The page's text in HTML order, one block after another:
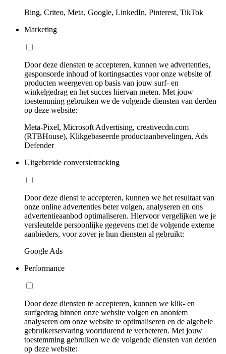
Bing, Criteo, Meta, Google, LinkedIn, Pinterest, TikTok
Marketing
Door deze diensten te accepteren, kunnen we advertenties,
gesponsorde inhoud of kortingsacties voor onze website of
producten weergeven op basis van jouw surf- en
winkelgedrag en het succes hiervan meten. Met jouw
toestemming gebruiken we de volgende diensten van derden
op deze website:
Meta-Pixel, Microsoft Advertising, creativecdn.com
(RTBHouse), Klikgebaseerde productaanbevelingen, Ads
Defender
Uitgebreide conversietracking
Door deze dienst te accepteren, kunnen we het resultaat van
onze online advertenties beter volgen, analyseren en ons
advertentieaanbod optimaliseren. Hiervoor vergelijken we je
versleutelde persoonlijke gegevens met de volgende externe
aanbieders, voor zover je hun diensten al gebruikt:
Google Ads
Performance
Door deze diensten te accepteren, kunnen we klik- en
surfgedrag binnen onze website volgen en anoniem
analyseren om onze website te optimaliseren en de algehele
gebruikerservaring voortdurend te verbeteren. Met jouw
toestemming gebruiken we de volgende diensten van derden
op deze website: